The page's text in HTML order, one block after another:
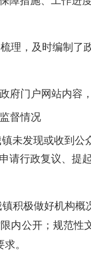
理，及时编制了
府门户网站内容
督情况
未发现或收到
请行政复议、提
积极做好机构
内公开；规范性
。